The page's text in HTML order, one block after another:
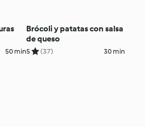
50 min
Brócoli y patatas con salsa
de queso
5 (37) 30 min